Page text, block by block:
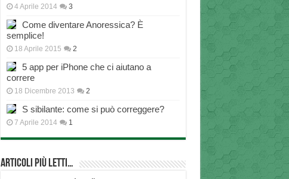
4 Aprile 2014 3
Come diventare Anoressica? È
semplice!
18 Aprile 2015 2
5 app per iPhone che ci aiutano a
correre
18 Dicembre 2013 2
S sibilante: come si può correggere?
7 Aprile 2014 1
Articoli più Letti…